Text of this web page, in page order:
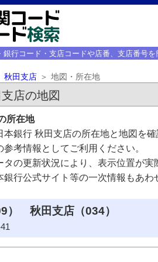
銀行コード・支店コードや店番、支店番号を
秋田支店 地図・所在地
店の地図
所在地
本銀行 秋田支店の所在地と地図を
考情報としてご利用ください。
タの更新状況により、表示位置が
行公式サイト等の一次情報もあわ
） 秋田支店（034）